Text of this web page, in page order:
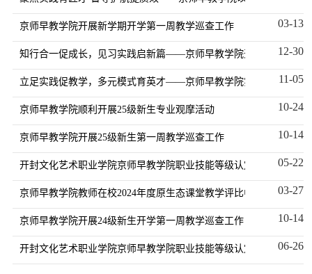
03-13
京师早教学院开展新学期开学第一周教学巡查工作
12-30
知行合一促成长，见习实践启新篇——京师早教学院开展24级专业
11-05
立足实践促教学，多元模式育英才——京师早教学院实践性教学探
10-24
京师早教学院顺利开展25级新生专业观摩活动
10-14
京师早教学院开展25级新生第一周教学巡查工作
05-22
开封文化艺术职业学院京师早教学院职业技能等级认定中心关于
03-27
京师早教学院教师在校2024年度原生态课堂教学评比中斩获佳绩
10-14
京师早教学院开展24级新生开学第一周教学巡查工作
06-26
开封文化艺术职业学院京师早教学院职业技能等级认定中心关于